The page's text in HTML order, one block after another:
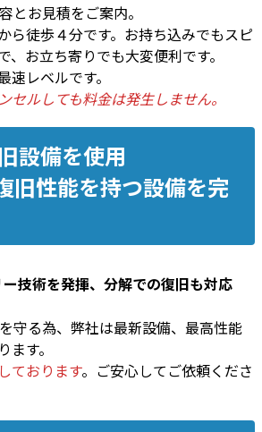
とお見積をご案内。
ら徒歩４分です。お持ち込みでもスピ
、お立ち寄りでも大変便利です。
レベルです。
セルしても料金は発生しません。
設備を使用
旧性能を持つ設備を完
技術を発揮、 分解での復旧も対応
守る為、弊社は最新設備、最高性能
す。
ております。ご安心してご依頼くださ